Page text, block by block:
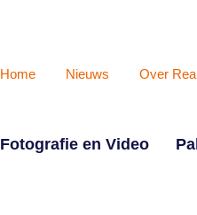
Home Nieuws Over
Fotografie en Video